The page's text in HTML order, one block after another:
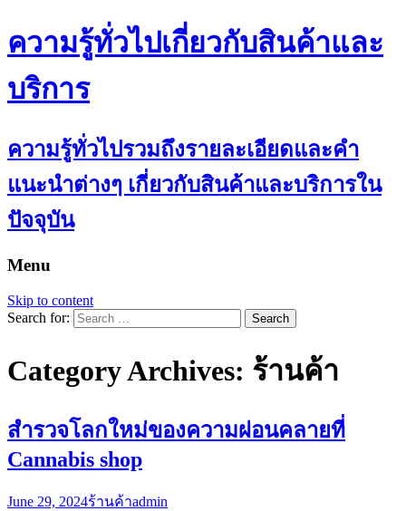
ความรู้ทั่วไปเกี่ยวกับสินค้าและ
บริการ
ความรู้ทั่วไปรวมถึงรายละเอียดและคำ
แนะนำต่างๆ เกี่ยวกับสินค้าและบริการใน
ปัจจุบัน
Menu
Skip to content
Search for:
Category Archives: ร้านค้า
สำรวจโลกใหม่ของความผ่อนคลายที่
Cannabis shop
June 29, 2024ร้านค้าadmin